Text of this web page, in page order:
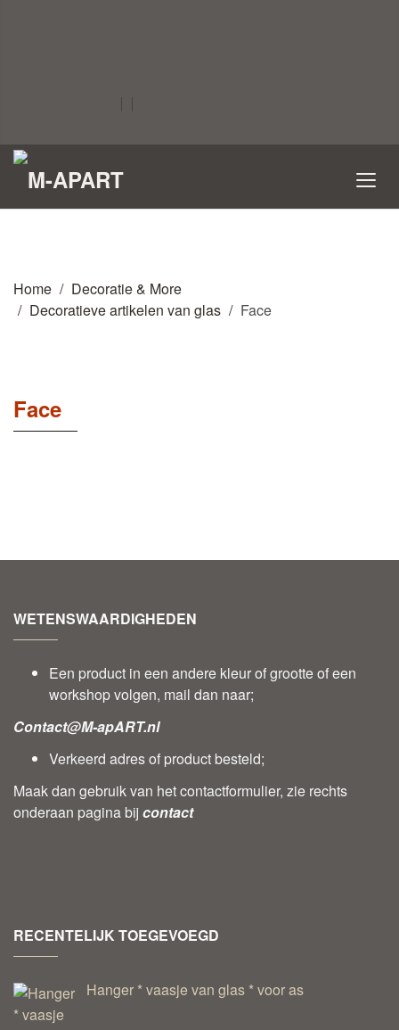
Home
Decoratie & More
Decoratieve artikelen van glas
Face
Face
WETENSWAARDIGHEDEN
Een product in een andere kleur of grootte of een
workshop volgen, mail dan naar;
Contact@M-apART.nl
Verkeerd adres of product besteld;
Maak dan gebruik van het contactformulier, zie rechts
onderaan pagina bij contact
RECENTELIJK TOEGEVOEGD
Hanger * vaasje van glas * voor as